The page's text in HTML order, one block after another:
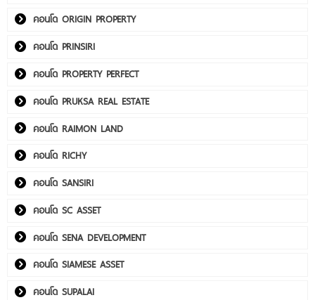
คอนโด ORIGIN PROPERTY
คอนโด PRINSIRI
คอนโด PROPERTY PERFECT
คอนโด PRUKSA REAL ESTATE
คอนโด RAIMON LAND
คอนโด RICHY
คอนโด SANSIRI
คอนโด SC ASSET
คอนโด SENA DEVELOPMENT
คอนโด SIAMESE ASSET
คอนโด SUPALAI